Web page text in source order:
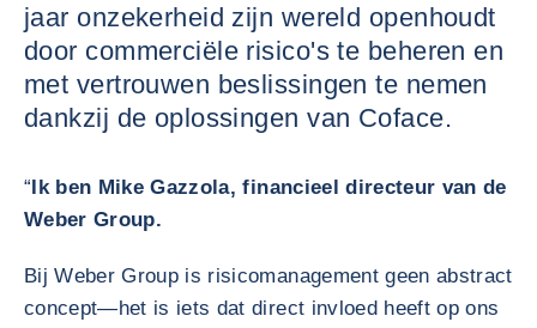
jaar onzekerheid zijn wereld openhoudt
door commerciële risico's te beheren en
met vertrouwen beslissingen te nemen
dankzij de oplossingen van Coface.
“Ik ben Mike Gazzola, financieel directeur van de
Weber Group.
Bij Weber Group is risicomanagement geen abstract
concept—het is iets dat direct invloed heeft op ons